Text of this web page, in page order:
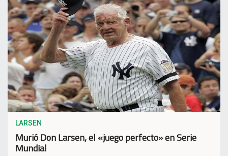
LARSEN
Murió Don Larsen, el «juego perfecto» en Serie
Mundial